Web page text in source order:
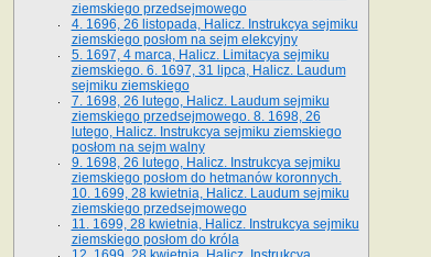
ziemskiego przedsejmowego
4. 1696, 26 listopada, Halicz. Instrukcya sejmiku
ziemskiego posłom na sejm elekcyjny
5. 1697, 4 marca, Halicz. Limitacya sejmiku
ziemskiego. 6. 1697, 31 lipca, Halicz. Laudum
sejmiku ziemskiego
7. 1698, 26 lutego, Halicz. Laudum sejmiku
ziemskiego przedsejmowego. 8. 1698, 26
lutego, Halicz. Instrukcya sejmiku ziemskiego
posłom na sejm walny
9. 1698, 26 lutego, Halicz. Instrukcya sejmiku
ziemskiego posłom do hetmanów koronnych.
10. 1699, 28 kwietnia, Halicz. Laudum sejmiku
ziemskiego przedsejmowego
11. 1699, 28 kwietnia, Halicz. Instrukcya sejmiku
ziemskiego posłom do króla